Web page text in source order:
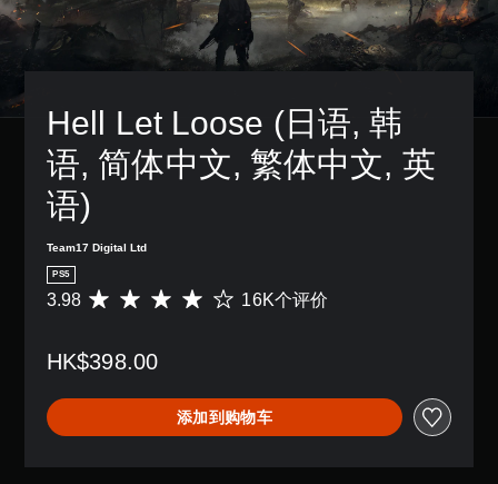
Hell Let Loose (日语, 韩
语, 简体中文, 繁体中文, 英
语)
Team17 Digital Ltd
PS5
平
价
.
9
3.98 16K个评价
HK$398.00
添加到购物车